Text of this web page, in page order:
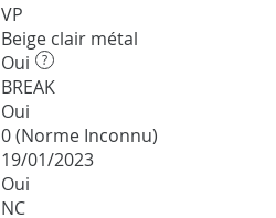
VP
Beige clair métal
Oui ?
BREAK
Oui
0 (Norme Inconnu)
19/01/2023
Oui
NC